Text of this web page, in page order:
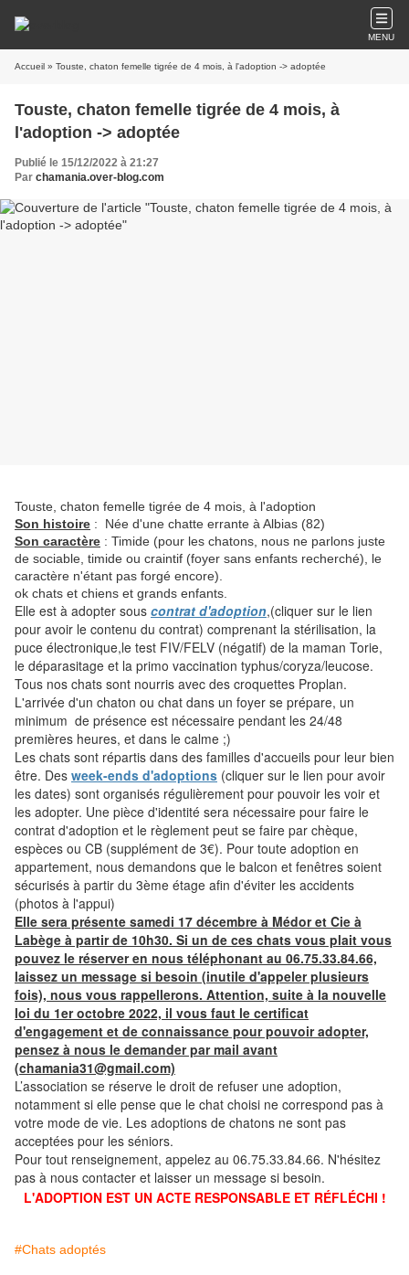
MENU
Accueil » Touste, chaton femelle tigrée de 4 mois, à l'adoption -> adoptée
Touste, chaton femelle tigrée de 4 mois, à
l'adoption -> adoptée
Publié le 15/12/2022 à 21:27
Par chamania.over-blog.com
Touste, chaton femelle tigrée de 4 mois, à l'adoption
Son histoire : Née d'une chatte errante à Albias (82)
Son caractère : Timide (pour les chatons, nous ne parlons juste
de sociable, timide ou craintif (foyer sans enfants recherché), le
caractère n'étant pas forgé encore).
ok chats et chiens et grands enfants.
Elle est à adopter sous contrat d'adoption,(cliquer sur le lien
pour avoir le contenu du contrat) comprenant la stérilisation, la
puce électronique,le test FIV/FELV (négatif) de la maman Torie,
le déparasitage et la primo vaccination typhus/coryza/leucose.
Tous nos chats sont nourris avec des croquettes Proplan.
L'arrivée d'un chaton ou chat dans un foyer se prépare, un
minimum de présence est nécessaire pendant les 24/48
premières heures, et dans le calme ;)
Les chats sont répartis dans des familles d'accueils pour leur bien
être. Des week-ends d'adoptions (cliquer sur le lien pour avoir
les dates) sont organisés régulièrement pour pouvoir les voir et
les adopter. Une pièce d'identité sera nécessaire pour faire le
contrat d'adoption et le règlement peut se faire par chèque,
espèces ou CB (supplément de 3€). Pour toute adoption en
appartement, nous demandons que le balcon et fenêtres soient
sécurisés à partir du 3ème étage afin d'éviter les accidents
(photos à l'appui)
Elle sera présente samedi 17 décembre à Médor et Cie à
Labège à partir de 10h30. Si un de ces chats vous plait vous
pouvez le réserver en nous téléphonant au 06.75.33.84.66,
laissez un message si besoin (inutile d'appeler plusieurs
fois), nous vous rappellerons. Attention, suite à la nouvelle
loi du 1er octobre 2022, il vous faut le certificat
d'engagement et de connaissance pour pouvoir adopter,
pensez à nous le demander par mail avant
(chamania31@gmail.com)
L’association se réserve le droit de refuser une adoption,
notamment si elle pense que le chat choisi ne correspond pas à
votre mode de vie. Les adoptions de chatons ne sont pas
acceptées pour les séniors.
Pour tout renseignement, appelez au 06.75.33.84.66. N'hésitez
pas à nous contacter et laisser un message si besoin.
L'ADOPTION EST UN ACTE RESPONSABLE ET RÉFLÉCHI !
#Chats adoptés